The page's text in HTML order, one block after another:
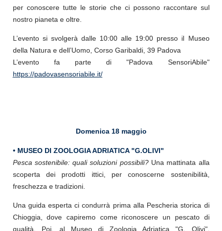
per conoscere tutte le storie che ci possono raccontare sul
nostro pianeta e oltre.
L’evento si svolgerà dalle 10:00 alle 19:00 presso il Museo
della Natura e dell’Uomo, Corso Garibaldi, 39 Padova
L’evento fa parte di "Padova SensoriAbile"
https://padovasensoriabile.it/
Domenica 18 maggio
• MUSEO DI ZOOLOGIA ADRIATICA "G.OLIVI"
Pesca sostenibile: quali soluzioni possibili?Una mattinata alla
scoperta dei prodotti ittici, per conoscerne sostenibilità,
freschezza e tradizioni.
Una guida esperta ci condurrà prima alla Pescheria storica di
Chioggia, dove capiremo come riconoscere un pescato di
qualità. Poi, al Museo di Zoologia Adriatica "G. Olivi",